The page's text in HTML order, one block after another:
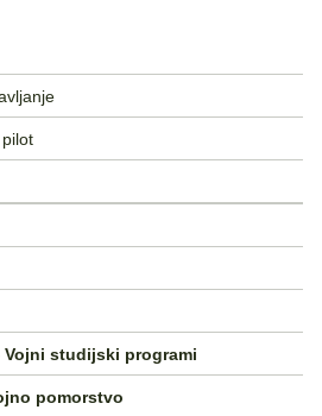
studijski programi
pomorstvo